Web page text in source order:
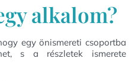
alkalom?
egy önismereti csoportba
s a részletek ismerete